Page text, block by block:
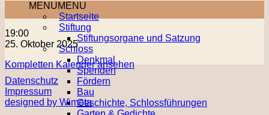
MENUMENU
Startseite
Stiftung
Stiftungsorgane und Satzung
Schloss
Denkmal
Spenden
Fördern
Bau
Geschichte, Schlossführungen
Theater
19:00
25. Oktober 2025
Kompletten Kalender ansehen
Datenschutz
Impressum
designed by Wimeta